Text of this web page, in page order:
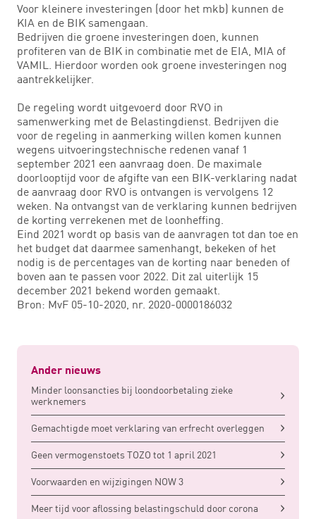
Voor kleinere investeringen (door het mkb) kunnen de
KIA en de BIK samengaan.
Bedrijven die groene investeringen doen, kunnen
profiteren van de BIK in combinatie met de EIA, MIA of
VAMIL. Hierdoor worden ook groene investeringen nog
aantrekkelijker.
De regeling wordt uitgevoerd door RVO in
samenwerking met de Belastingdienst. Bedrijven die
voor de regeling in aanmerking willen komen kunnen
wegens uitvoeringstechnische redenen vanaf 1
september 2021 een aanvraag doen. De maximale
doorlooptijd voor de afgifte van een BIK-verklaring nadat
de aanvraag door RVO is ontvangen is vervolgens 12
weken. Na ontvangst van de verklaring kunnen bedrijven
de korting verrekenen met de loonheffing.
Eind 2021 wordt op basis van de aanvragen tot dan toe en
het budget dat daarmee samenhangt, bekeken of het
nodig is de percentages van de korting naar beneden of
boven aan te passen voor 2022. Dit zal uiterlijk 15
december 2021 bekend worden gemaakt.
Bron: MvF 05-10-2020, nr. 2020-0000186032
Ander nieuws
Minder loonsancties bij loondoorbetaling zieke
werknemers
Gemachtigde moet verklaring van erfrecht overleggen
Geen vermogenstoets TOZO tot 1 april 2021
Voorwaarden en wijzigingen NOW 3
Meer tijd voor aflossing belastingschuld door corona